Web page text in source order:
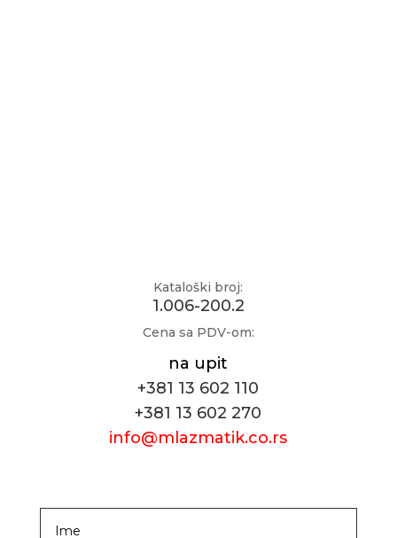
Kataloški broj:
1.006-200.2
Cena sa PDV-om:
na upit
+381 13 602 110
+381 13 602 270
info@mlazmatik.co.rs